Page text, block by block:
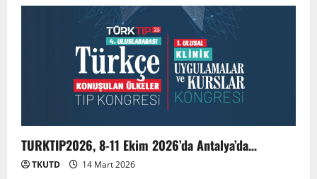
TURKTIP2026, 8-11 Ekim 2026’da Antalya’da…
TKUTD 14 Mart 2026
13 Nisan 2026
4
TÜRKTIP Kosova ile balkanlardaydık…
8 Nisan 2026